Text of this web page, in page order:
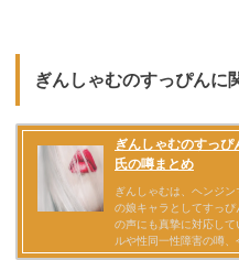
ぎんしゃむのすっぴんに